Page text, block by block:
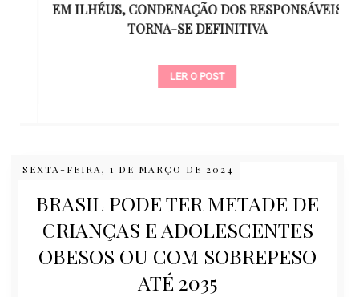
EM ILHÉUS, CONDENAÇÃO DOS RESPONSÁVEIS
TORNA-SE DEFINITIVA
LER O POST
SEXTA-FEIRA, 1 DE MARÇO DE 2024
BRASIL PODE TER METADE DE
CRIANÇAS E ADOLESCENTES
OBESOS OU COM SOBREPESO
ATÉ 2035